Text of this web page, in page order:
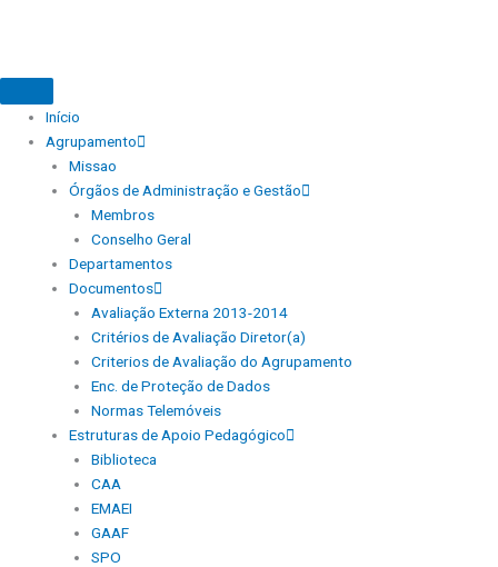
Início
Agrupamento
Missao
Órgãos de Administração e Gestão
Membros
Conselho Geral
Departamentos
Documentos
Avaliação Externa 2013-2014
Critérios de Avaliação Diretor(a)
Criterios de Avaliação do Agrupamento
Enc. de Proteção de Dados
Normas Telemóveis
Estruturas de Apoio Pedagógico
Biblioteca
CAA
EMAEI
GAAF
SPO